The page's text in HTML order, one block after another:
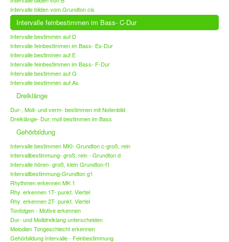
Intervalle bilden vom Grundton cis
Intervalle feinbestimmen im Bass- C-Dur
Intervalle bestimmen auf D
Intervalle feinbestimmen im Bass- Es-Dur
Intervalle bestimmen auf E
Intervalle feinbestimmen im Bass- F-Dur
Intervalle bestimmen auf G
Intervalle bestimmen auf As
Dreiklänge
Dur-, Moll- und verm- bestimmen mit Notenbild
Dreiklänge- Dur, moll bestimmen im Bass
Gehörbildung
Intervalle bestimmen MKI- Grundton c-groß, rein
Intervallbestimmung- groß, rein - Grundton d
Intervalle hören- groß, klein Grundton-f1
Intervallbestimmung-Grundton g1
Rhythmen erkennen MK 1
Rhy. erkennen 1T- punkt. Viertel
Rhy. erkennen 2T- punkt. Viertel
Tonfolgen - Motive erkennen
Dur- und Molldreiklang unterscheiden
Melodien Tongeschlecht erkennen
Gehörbildung Intervalle - Feinbestimmung